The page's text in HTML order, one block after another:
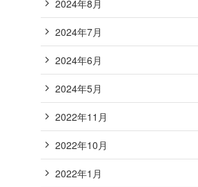
2024年8月
2024年7月
2024年6月
2024年5月
2022年11月
2022年10月
2022年1月